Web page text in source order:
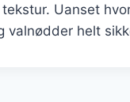
Uanset
valnødder helt